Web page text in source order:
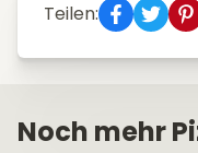
Teilen:
Noch mehr